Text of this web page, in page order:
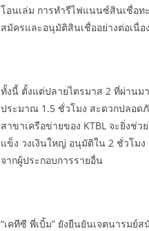
โอนเล่ม การทำรีไฟแนนซ์สินเชื่อ
สมัครและอนุมัติสินเชื่ออย่างต่อเนื่
ทั้งนี้ ตั้งแต่ปลายไตรมาส 2 ที่ผ่าน
ประมาณ 1.5 ชั่วโมง สะดวกปลอด
สาขาเครือข่ายของ KTBL จะยิ่งช่
แข็ง วงเงินใหญ่ อนุมัติใน 2 ชั่วโม
จากผู้ประกอบการรายอื่น
“เคทีซี พี่เบิ้ม” ยังยืนยันเจตนารม